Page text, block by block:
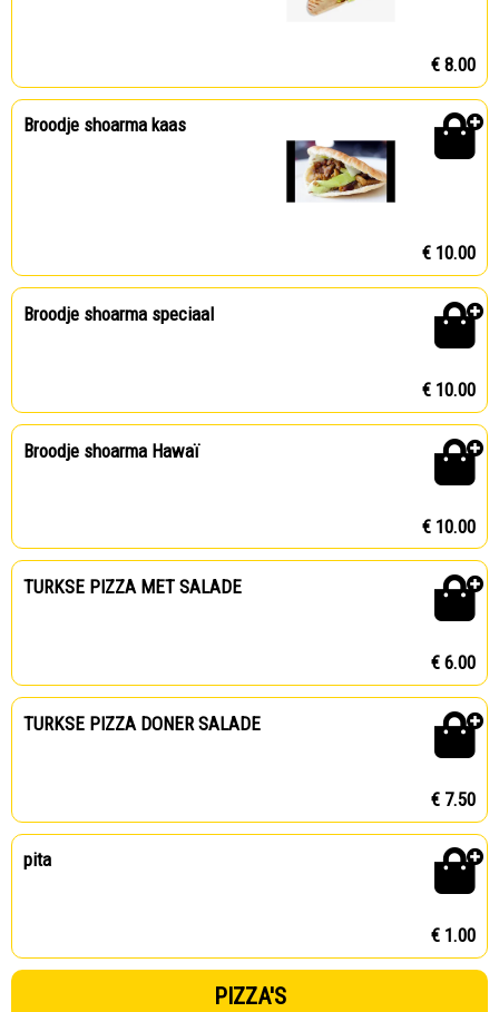
€ 8.00
Broodje shoarma kaas
€ 10.00
Broodje shoarma speciaal
€ 10.00
Broodje shoarma Hawaï
€ 10.00
TURKSE PIZZA MET SALADE
€ 6.00
TURKSE PIZZA DONER SALADE
€ 7.50
pita
€ 1.00
PIZZA'S